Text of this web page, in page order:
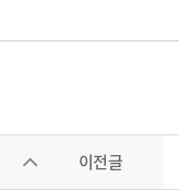
이전글